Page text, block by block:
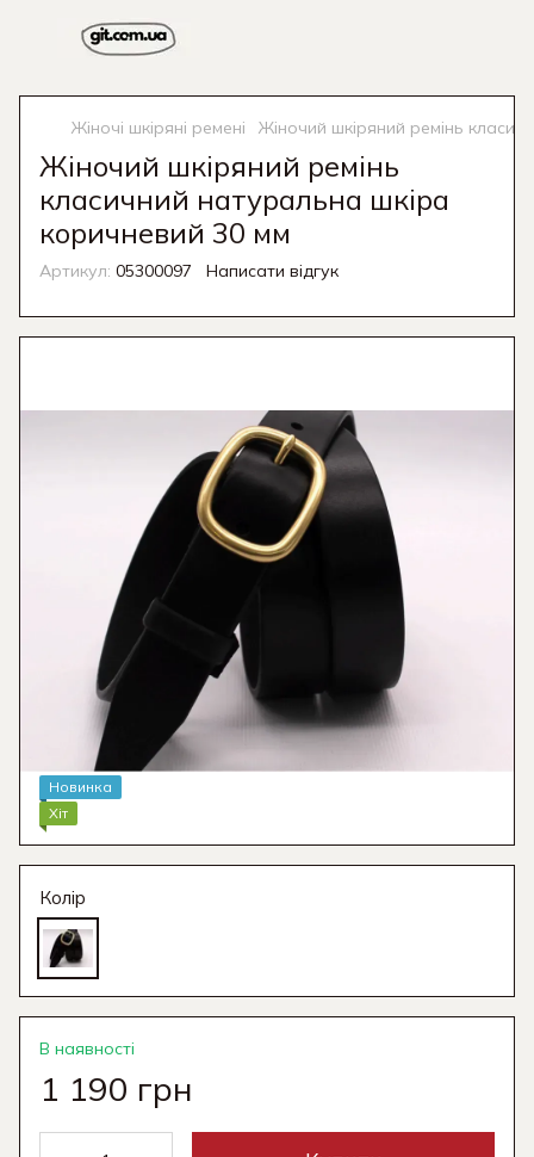
Жіночі шкіряні ремені Жіночий шкіряний ремінь
Жіночий шкіряний ремінь
класичний натуральна шкіра
коричневий 30 мм
Артикул: 05300097 Написати відгук
Новинка
Хіт
Колір
В наявності
1 190 грн